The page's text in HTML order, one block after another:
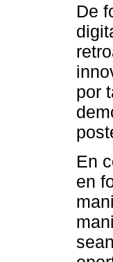
De
por
En
en